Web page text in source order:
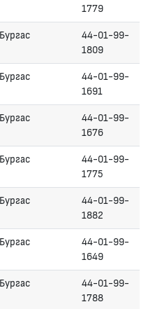
1779
Бургас
44-01-99-
1809
Бургас
44-01-99-
1691
Бургас
44-01-99-
1676
Бургас
44-01-99-
1775
Бургас
44-01-99-
1882
Бургас
44-01-99-
1649
Бургас
44-01-99-
1788